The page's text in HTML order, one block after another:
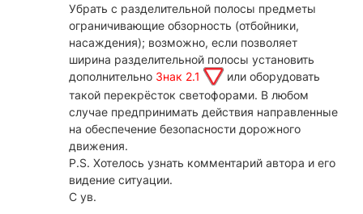
Убрать с разделительной полосы предметы
ограничивающие обзорность (отбойники,
насаждения); возможно, если позволяет
ширина разделительной полосы установить
дополнительно Знак 2.1
или оборудовать
такой перекрёсток светофорами. В любом
случае предпринимать действия направленные
на обеспечение безопасности дорожного
движения.
P.S. Хотелось узнать комментарий автора и его
видение ситуации.
С ув.